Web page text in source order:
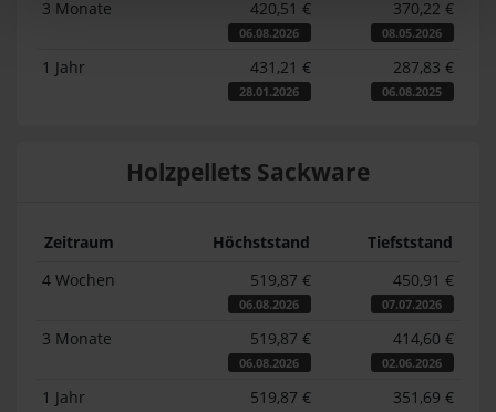
3 Monate 420,51 €
06.08.2026
370,22 €
08.05.2026
1 Jahr 431,21 €
28.01.2026
287,83 €
06.08.2025
Holzpellets Sackware
Zeitraum Höchststand
Tiefststand
4 Wochen
519,87 €
06.08.2026
450,91 €
07.07.2026
3 Monate 519,87 €
06.08.2026
414,60 €
02.06.2026
1 Jahr 519,87 € 351,69 €